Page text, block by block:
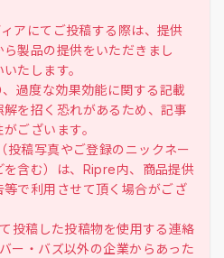
アにてご投稿する際は、提供
製品の提供をいただきまし
たします。
過度な効果効能に関する記載
を招く恐れがあるため、記事
ございます。
稿写真やご登録のニックネー
含む）は、Ripre内、商品提供
で利用させて頂く場合がござ
投稿した投稿物を使用する連絡
ー・バズ以外の企業からあった